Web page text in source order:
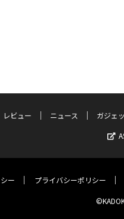
レビュー ニュース ガジェ
ー プライバシーポリシー